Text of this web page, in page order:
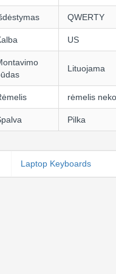
QWERTY
US
Lituojama
rėmelis
Pilka
Laptop Keyboards